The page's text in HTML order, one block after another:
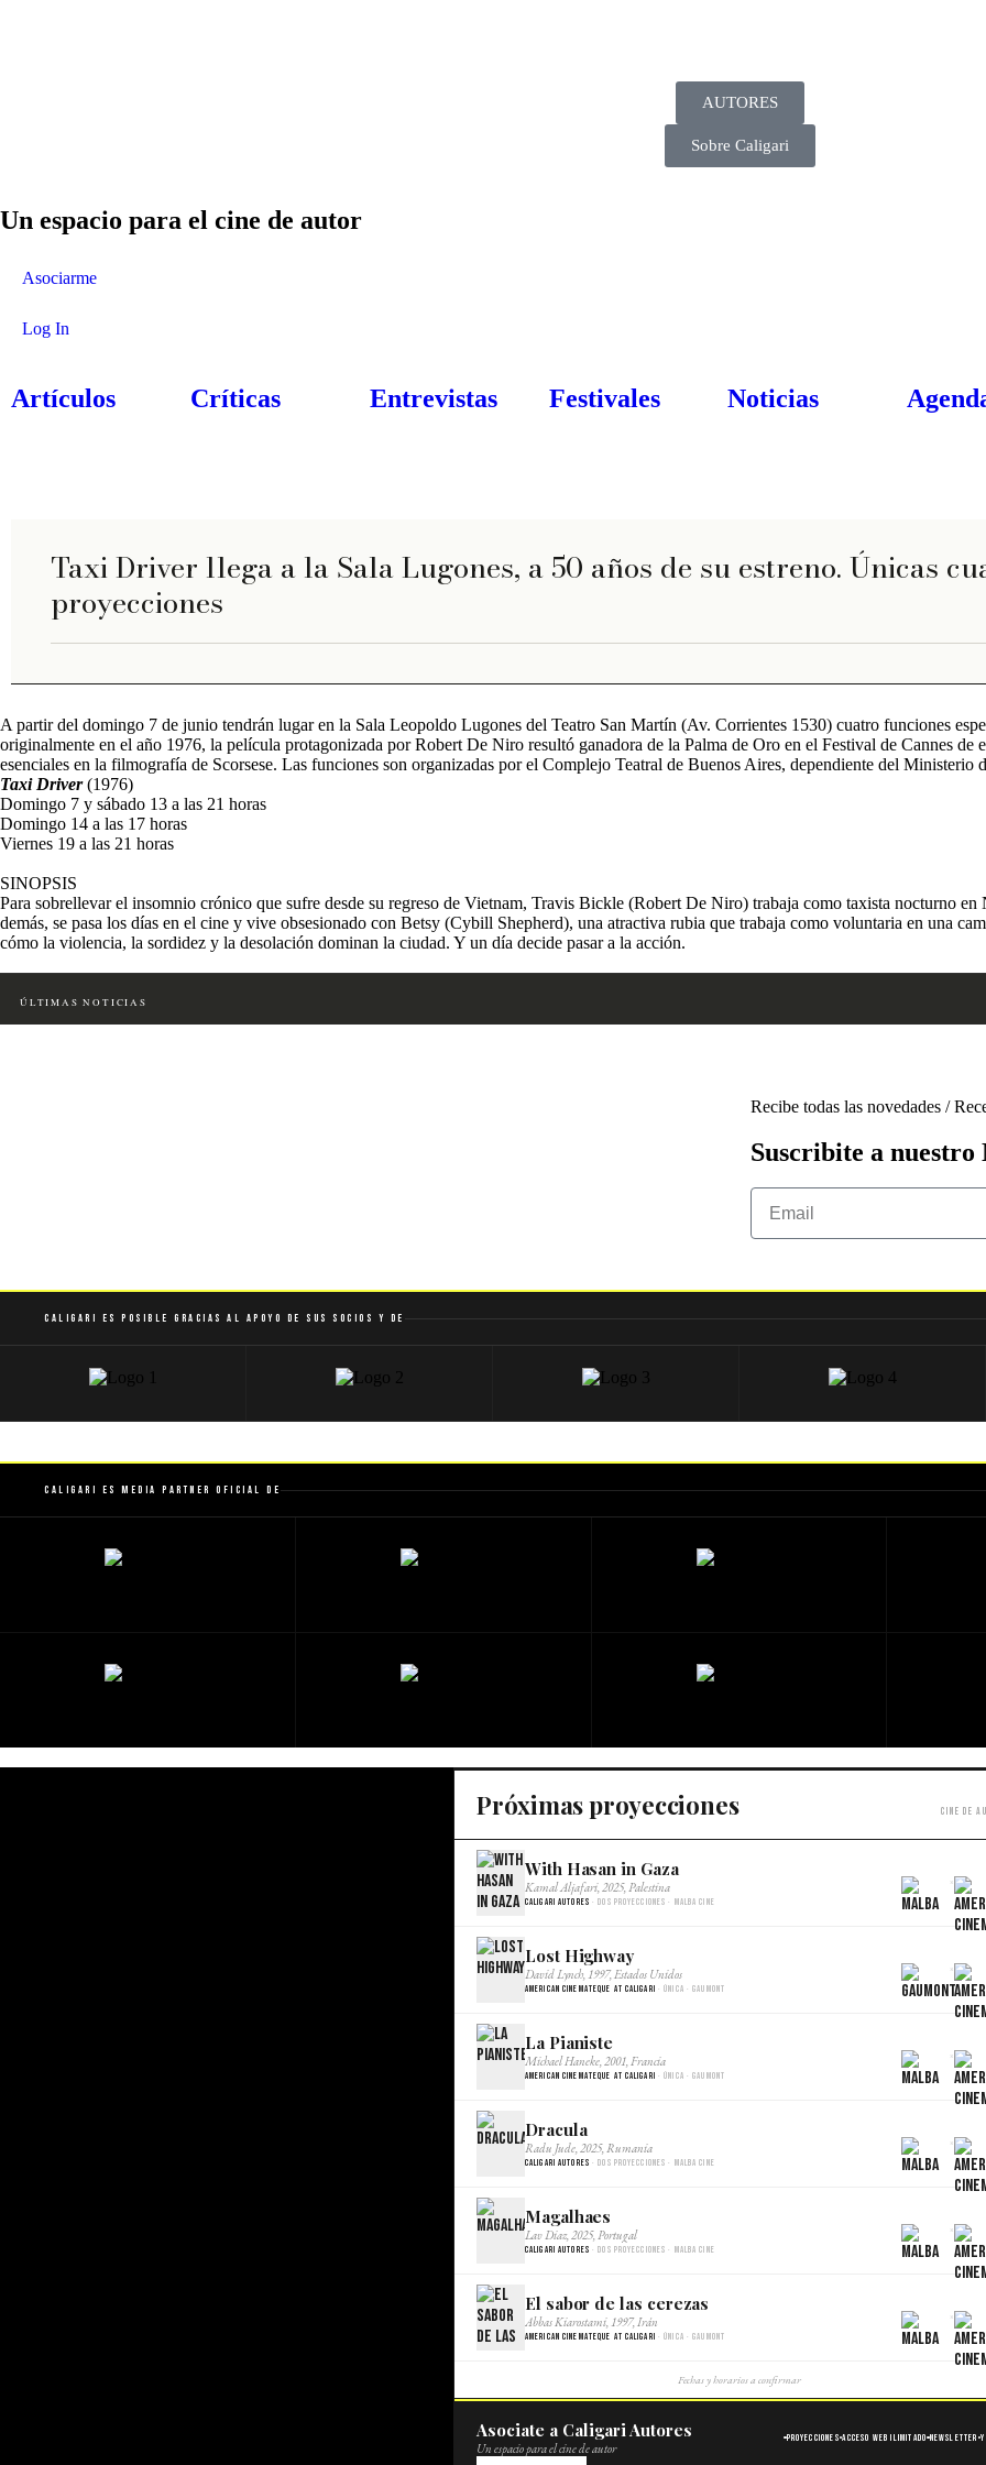
AUTORES
Sobre Caligari
Un espacio para el cine de autor
Asociarme
Log In
Artículos Críticas Entrevistas Festivales Noticias
Taxi Driver llega a la Sala Lugones, a 50 años de su estreno. Únicas
proyecciones
A partir del domingo 7 de junio tendrán lugar en la Sala Leopoldo Lugones del Teatro San Martín (Av. Corrientes 1530) cuatro funciones
originalmente en el año 1976, la película protagonizada por Robert De Niro resultó ganadora de la Palma de Oro en el Festival de Cannes de
esenciales en la filmografía de Scorsese. Las funciones son organizadas por el Complejo Teatral de Buenos Aires, dependiente del
Taxi Driver(1976)
Domingo 7 y sábado 13 a las 21 horas
Domingo 14 a las 17 horas
Viernes 19 a las 21 horas
SINOPSIS
Para sobrellevar el insomnio crónico que sufre desde su regreso de Vietnam, Travis Bickle (Robert De Niro) trabaja como taxista nocturno
demás, se pasa los días en el cine y vive obsesionado con Betsy (Cybill Shepherd), una atractiva rubia que trabaja como voluntaria en una
cómo la violencia, la sordidez y la desolación dominan la ciudad. Y un día decide pasar a la acción.
ÚLTIMAS NOTICIAS
Recibe todas las novedades /
Suscribite a nuestro
Caligari es posible gracias al apoyo de sus socios y de
Caligari es Media Partner Oficial de
Próximas proyecciones Cine de
With Hasan in Gaza
Kamal Aljafari, 2025, Palestina
Caligari Autores · Dos proyecciones · Malba Cine
×
Lost Highway
David Lynch, 1997, Estados Unidos
American Cinemateque at Caligari · Única · Gaumont
×
La Pianiste
Michael Haneke, 2001, Francia
American Cinemateque at Caligari · Única · Gaumont
×
Dracula
Radu Jude, 2025, Rumania
Caligari Autores · Dos proyecciones · Malba Cine
×
Magalhaes
Lav Diaz, 2025, Portugal
Caligari Autores · Dos proyecciones · Malba Cine
×
El sabor de las cerezas
Abbas Kiarostami, 1997, Irán
American Cinemateque at Caligari · Única · Gaumont
×
Fechas y horarios a confirmar
Asociate a Caligari Autores
Un espacio para el cine de autor
Proyecciones Acceso web ilimitado Newsletter